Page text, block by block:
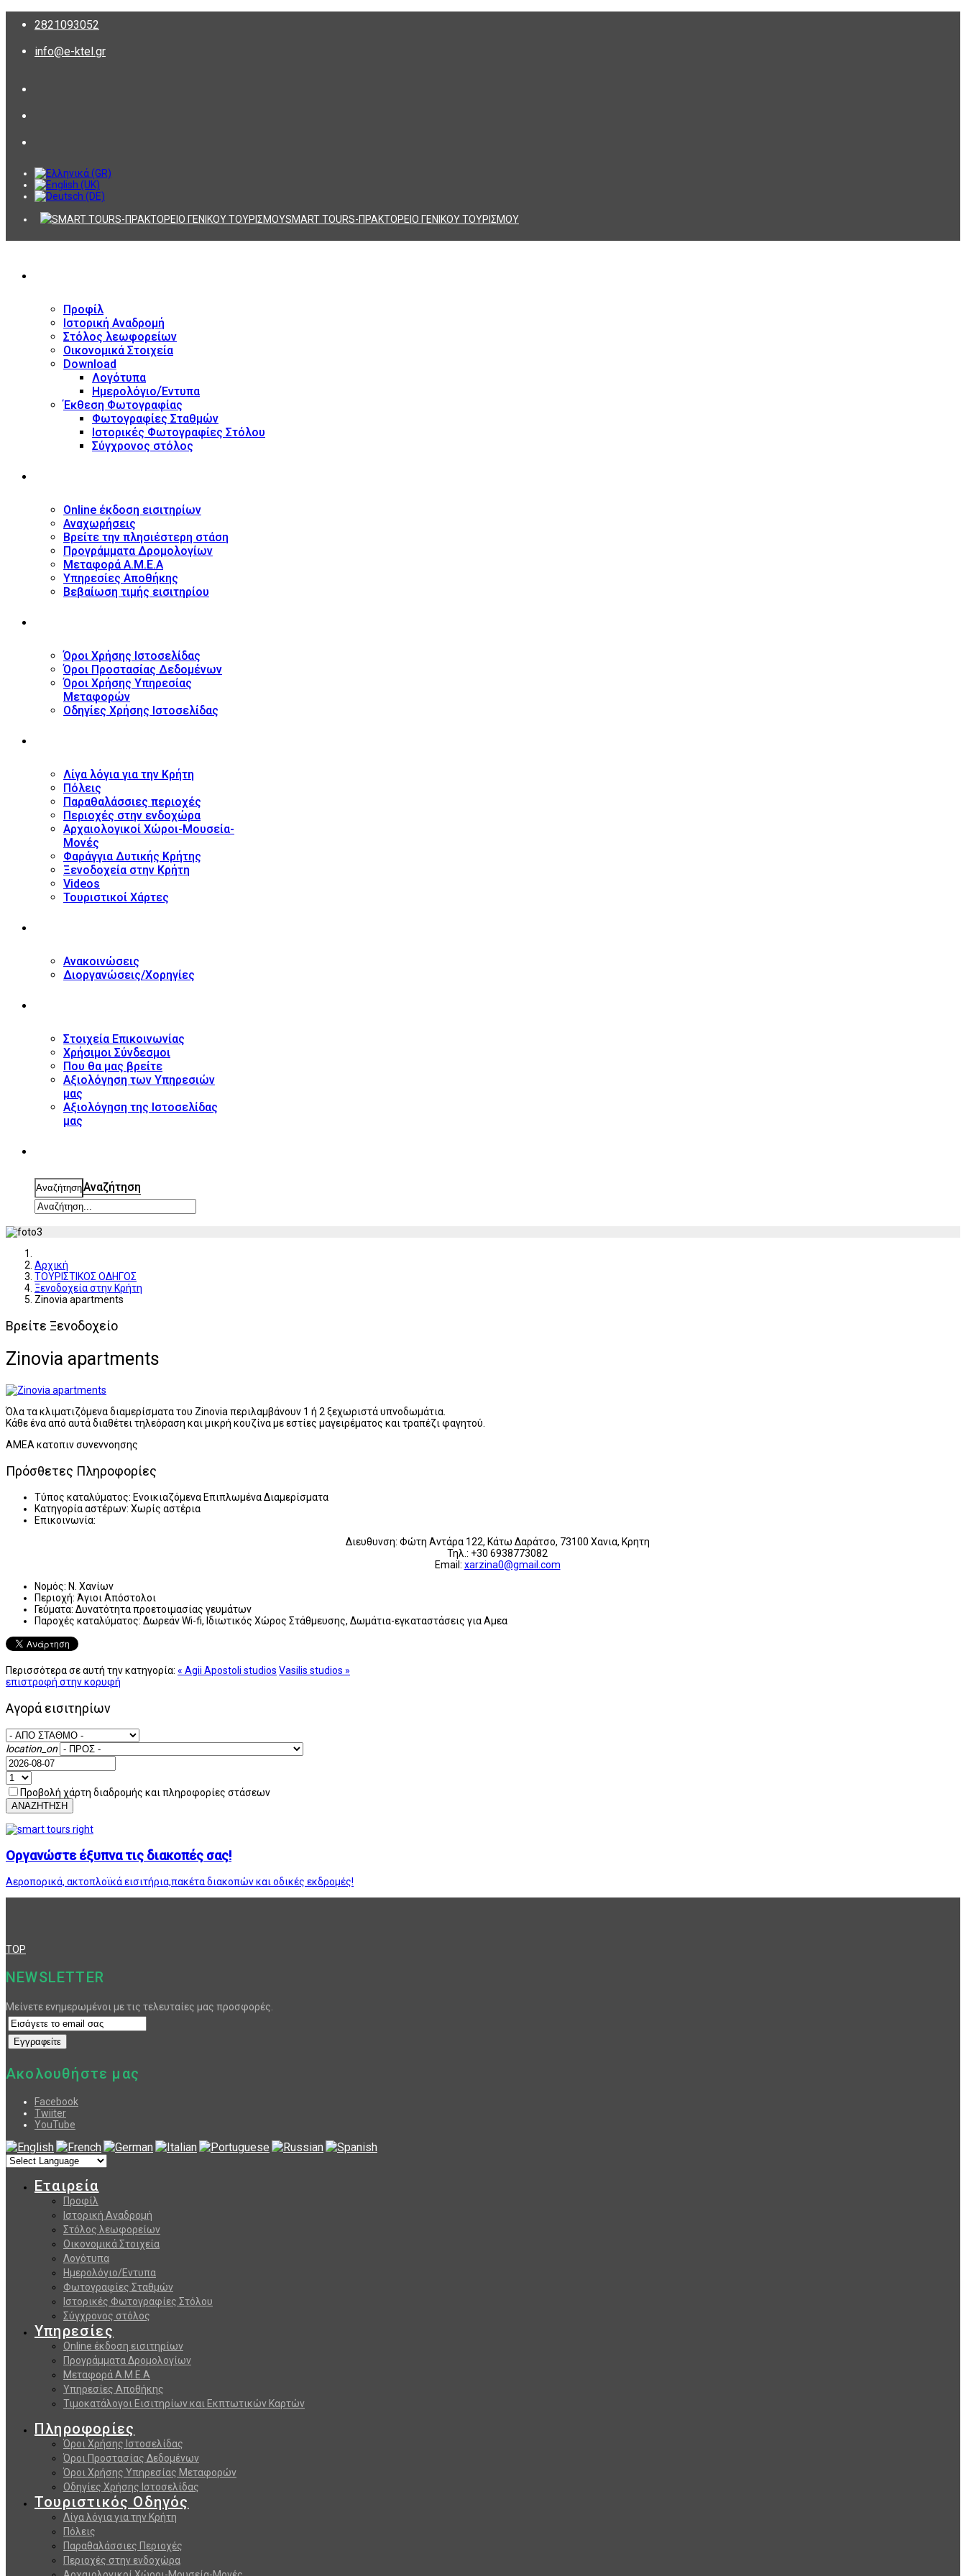
2821093052
info@e-ktel.gr
SMART TOURS-ΠΡΑΚΤΟΡΕΙΟ ΓΕΝΙΚΟΥ ΤΟΥΡΙΣΜΟΥ
Προφίλ
Ιστορική Αναδρομή
Στόλος λεωφορείων
Οικονομικά Στοιχεία
Download
Λογότυπα
Ημερολόγιο/Έντυπα
Έκθεση Φωτογραφίας
Φωτογραφίες Σταθμών
Ιστορικές Φωτογραφίες Στόλου
Σύγχρονος στόλος
Online έκδοση εισιτηρίων
Αναχωρήσεις
Βρείτε την πλησιέστερη στάση
Προγράμματα Δρομολογίων
Μεταφορά Α.Μ.Ε.Α
Υπηρεσίες Αποθήκης
Βεβαίωση τιμής εισιτηρίου
Όροι Χρήσης Ιστοσελίδας
Όροι Προστασίας Δεδομένων
Όροι Χρήσης Υπηρεσίας
Μεταφορών
Οδηγίες Χρήσης Ιστοσελίδας
Λίγα λόγια για την Κρήτη
Πόλεις
Παραθαλάσσιες περιοχές
Περιοχές στην ενδοχώρα
Αρχαιολογικοί Χώροι-Μουσεία-
Μονές
Φαράγγια Δυτικής Κρήτης
Ξενοδοχεία στην Κρήτη
Videos
Τουριστικοί Χάρτες
Ανακοινώσεις
Διοργανώσεις/Χορηγίες
Στοιχεία Επικοινωνίας
Χρήσιμοι Σύνδεσμοι
Που θα μας βρείτε
Αξιολόγηση των Υπηρεσιών
μας
Αξιολόγηση της Ιστοσελίδας
μας
ΑναζήτησηΑναζήτηση
Αρχική
ΤΟΥΡΙΣΤΙΚΟΣ ΟΔΗΓΟΣ
Ξενοδοχεία στην Κρήτη
Zinovia apartments
Βρείτε Ξενοδοχείο
Zinovia apartments
Όλα τα κλιματιζόμενα διαμερίσματα του Zinovia περιλαμβάνουν 1 ή 2 ξεχωριστά υπνοδωμάτια.
Κάθε ένα από αυτά διαθέτει τηλεόραση και μικρή κουζίνα με εστίες μαγειρέματος και τραπέζι φαγητού.
ΑΜΕΑ κατοπιν συνεννοησης
Πρόσθετες Πληροφορίες
Τύπος καταλύματος: Ενοικιαζόμενα Επιπλωμένα Διαμερίσματα
Κατηγορία αστέρων: Χωρίς αστέρια
Επικοινωνία:
Διευθυνση: Φώτη Αντάρα 122, Κάτω Δαράτσο, 73100 Χανια, Κρητη
Τηλ.: +30 6938773082
Εmail: xarzina0@gmail.com
Νομός: Ν. Χανίων
Περιοχή: Άγιοι Απόστολοι
Γεύματα: Δυνατότητα προετοιμασίας γευμάτων
Παροχές καταλύματος: Δωρεάν Wi-fi, Ιδιωτικός Χώρος Στάθμευσης, Δωμάτια-εγκαταστάσεις για Αμεα
Περισσότερα σε αυτή την κατηγορία: « Agii Apostoli studios Vasilis studios »
επιστροφή στην κορυφή
Αγορά εισιτηρίων
location_on
Προβολή χάρτη διαδρομής και πληροφορίες στάσεων
ΑΝΑΖΗΤΗΣΗ
Οργανώστε έξυπνα τις διακοπές σας!
Αεροπορικά, ακτοπλοϊκά εισιτήρια,πακέτα διακοπών και οδικές εκδρομές!
TOP
NEWSLETTER
Μείνετε ενημερωμένοι με τις τελευταίες μας προσφορές.
Ακολουθήστε μας
Facebook
Twiiter
YouTube
Εταιρεία
Προφίλ
Ιστορική Αναδρομή
Στόλος λεωφορείων
Οικονομικά Στοιχεία
Λογότυπα
Ημερολόγιο/Εντυπα
Φωτογραφίες Σταθμών
Ιστορικές Φωτογραφίες Στόλου
Σύγχρονος στόλος
Υπηρεσίες
Online έκδοση εισιτηρίων
Προγράμματα Δρομολογίων
Μεταφορά Α.Μ.Ε.Α
Υπηρεσίες Αποθήκης
Τιμοκατάλογοι Εισιτηρίων και Εκπτωτικών Καρτών
Πληροφορίες
Όροι Χρήσης Ιστοσελίδας
Όροι Προστασίας Δεδομένων
Όροι Χρήσης Υπηρεσίας Μεταφορών
Οδηγίες Χρήσης Ιστοσελίδας
Τουριστικός Οδηγός
Λίγα λόγια για την Κρήτη
Πόλεις
Παραθαλάσσιες Περιοχές
Περιοχές στην ενδοχώρα